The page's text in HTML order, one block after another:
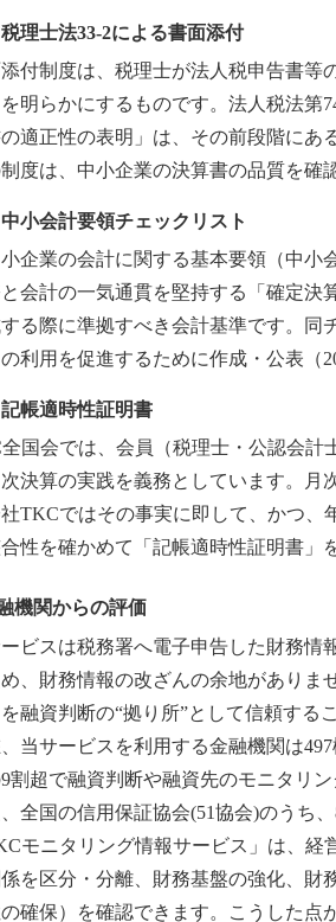
税理士法33-2による書面添付
付制度は、税理士が法人税申告書等
明らかにするものです。法人税法第
適正性の表明」は、その前段階にあ
度は、中小企業の決算書の品質を確
中小会計要領チェックリスト
小企業の会計に関する基本要領（中小
会計の一気通貫を堅持する「確定決
る際に準拠すべき会計基準です。同
利用を促進するために作成・公表（
記帳適時性証明書
国会では、会員（税理士・公認会計
決算の実践を義務としています。
TKCではその事実に即して、かつ、
性を確かめて「記帳適時性証明書」
機関からの評価
ビスは税務署へ電子申告した財務情
、財務情報の改ざんの余地があり
融資判断の“拠り所”として信頼する
当サービスを利用する金融機関は
割超で融資判断や融資先のモニタリン
全国の信用保証協会(51協会)のうち
モニタリング情報サービス」は、
を区分・分離、財務基盤の強化、財
確保）を確認できます。こうした点